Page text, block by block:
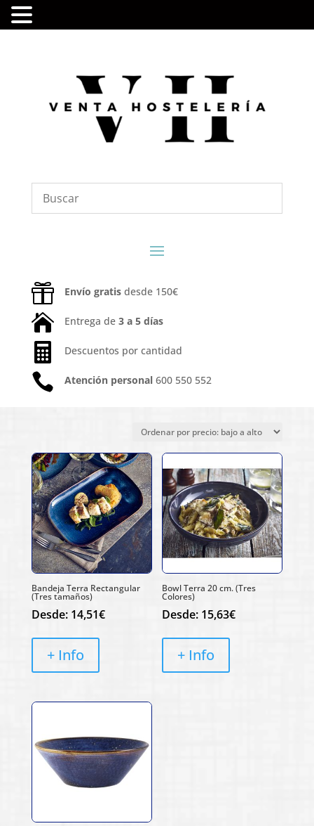
 Envío gratisdesde 150€
 Entrega de 3 a 5 días
 Descuentos por cantidad
 Atención personal600 550 552
precio:
bajo
alto
Bandeja Terra Rectangular
(Tres tamaños)
Desde: 14,51€
+ Info
Bowl Terra 20 cm. (Tres
Colores)
Desde: 15,63€
+ Info